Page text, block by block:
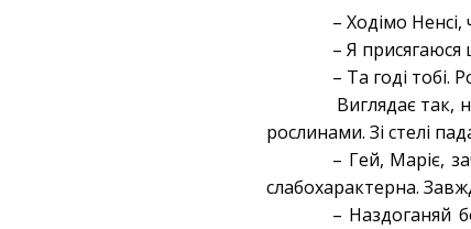
– Ходімо
– Я присягаюся
– Та годі тобі.
Виглядає так,
рослинами. Зі стелі
– Гей, Маріє,
слабохарактерна.
– Наздоганяй